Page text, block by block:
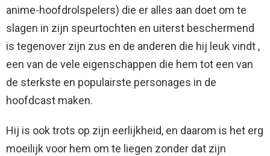
anime-hoofdrolspelers) die er alles aan doet om te
slagen in zijn speurtochten en uiterst beschermend
is tegenover zijn zus en de anderen die hij leuk vindt ,
een van de vele eigenschappen die hem tot een van
de sterkste en populairste personages in de
hoofdcast maken.
Hij is ook trots op zijn eerlijkheid, en daarom is het erg
moeilijk voor hem om te liegen zonder dat zijn